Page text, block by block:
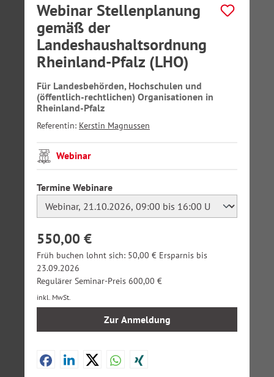
Webinar Stellenplanung
gemäß der
Landeshaushaltsordnung
Rheinland-Pfalz (LHO)
Für Landesbehörden, Hochschulen und
(öffentlich-rechtlichen) Organisationen in
Rheinland-Pfalz
Referentin: Kerstin Magnussen
Webinar
Termine Webinareauswählen
550,00 €
Früh buchen lohnt sich: 50,00 € Ersparnis bis
23.09.2026
Regulärer Seminar-Preis 600,00 €
inkl. MwSt.
Zur Anmeldung